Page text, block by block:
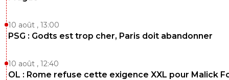
10 août , 13:00
PSG : Godts est trop cher, Paris doit abandonner
10 août , 12:40
OL : Rome refuse cette exigence XXL pour Malick